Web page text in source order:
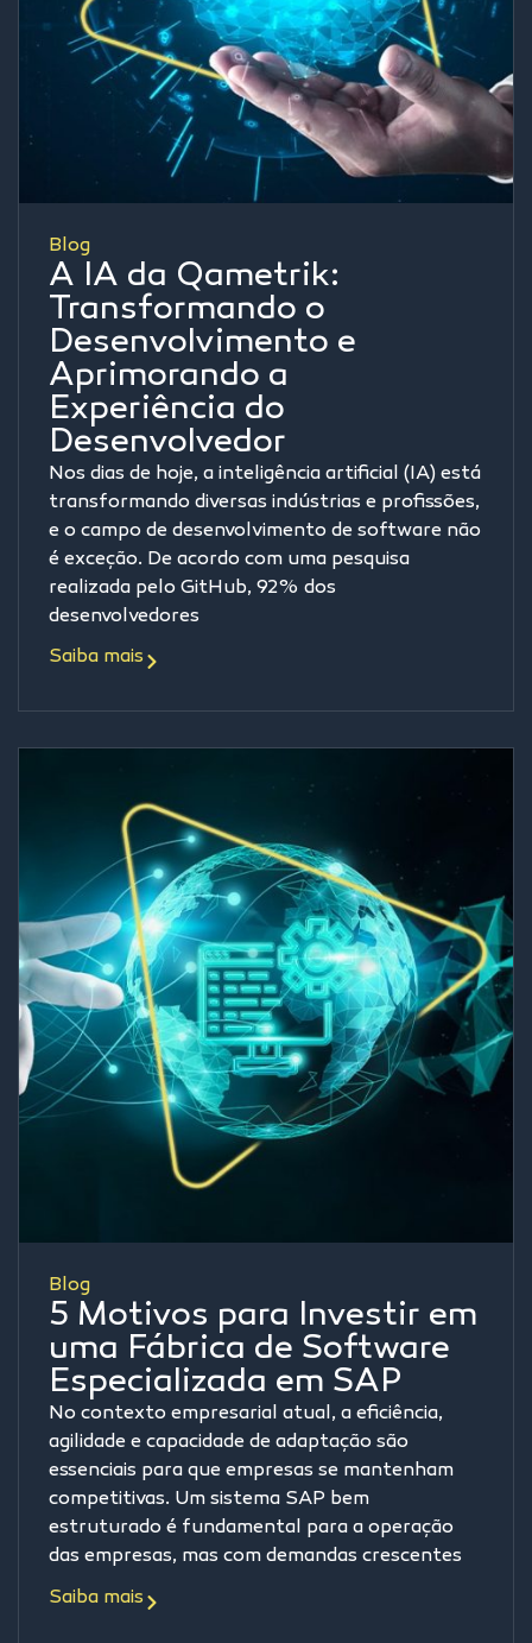
Blog
A IA da Qametrik:
Transformando o
Desenvolvimento e
Aprimorando a
Experiência do
Desenvolvedor
Nos dias de hoje, a inteligência artificial (IA) está
transformando diversas indústrias e profissões,
e o campo de desenvolvimento de software não
é exceção. De acordo com uma pesquisa
realizada pelo GitHub, 92% dos
desenvolvedores
Saiba mais
Blog
5 Motivos para Investir em
uma Fábrica de Software
Especializada em SAP
No contexto empresarial atual, a eficiência,
agilidade e capacidade de adaptação são
essenciais para que empresas se mantenham
competitivas. Um sistema SAP bem
estruturado é fundamental para a operação
das empresas, mas com demandas crescentes
Saiba mais